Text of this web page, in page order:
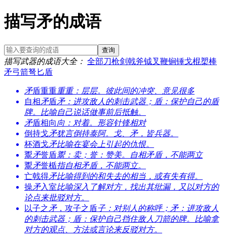
描写矛的成语
查询
描写武器的成语大全： 全部刀枪剑戟斧钺叉 鞭锏锤戈棍槊棒
矛弓箭弩 匕盾
矛盾重重重重：层层。彼此间的冲突、意见很多
自相矛盾矛：进攻敌人的刺击武器；盾：保护自己的盾
牌。比喻自己说话做事前后抵触。
矛盾相向向：对着。形容针锋相对
倒持戈矛犹言倒持泰阿。戈、矛，皆兵器。
杯酒戈矛比喻在宴会上引起的仇恨。
鬻矛誉盾鬻：卖；誉：赞美。自相矛盾，不能两立
鬻矛誉楯指自相矛盾，不能两立。
亡戟得矛比喻得到的和失去的相当，或有失有得。
操矛入室比喻深入了解对方，找出其纰漏，又以对方的
论点来批驳对方。
以子之 矛，攻子之盾子：对别人的称呼；矛：进攻敌人
的刺击武器；盾：保护自己挡住敌人刀箭的牌。比喻拿
对方的观点、方法或言论来反驳对方。